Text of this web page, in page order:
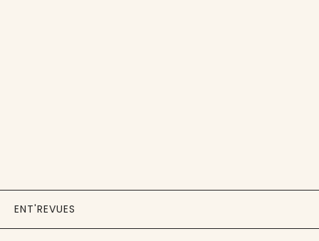
ENT'REVUES